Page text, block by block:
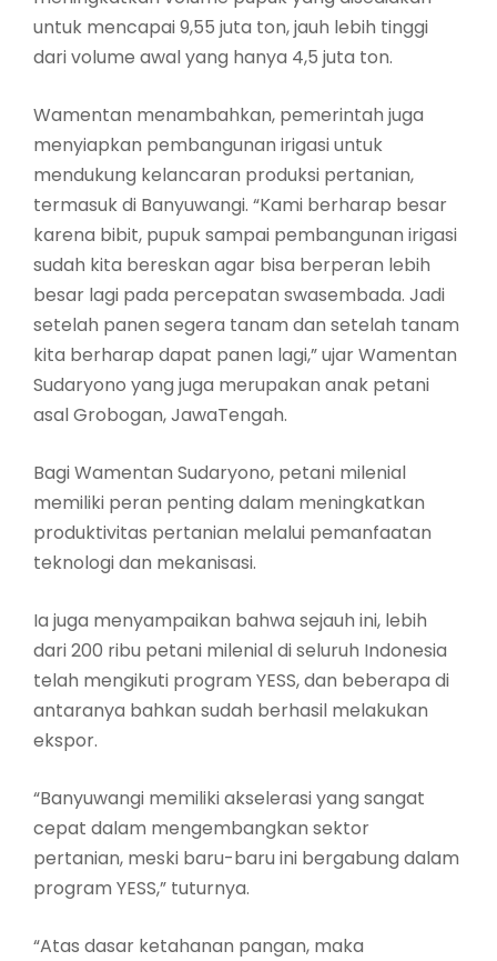
untuk mencapai 9,55 juta ton, jauh lebih tinggi
dari volume awal yang hanya 4,5 juta ton.
Wamentan menambahkan, pemerintah juga
menyiapkan pembangunan irigasi untuk
mendukung kelancaran produksi pertanian,
termasuk di Banyuwangi. “Kami berharap besar
karena bibit, pupuk sampai pembangunan irigasi
sudah kita bereskan agar bisa berperan lebih
besar lagi pada percepatan swasembada. Jadi
setelah panen segera tanam dan setelah tanam
kita berharap dapat panen lagi,” ujar Wamentan
Sudaryono yang juga merupakan anak petani
asal Grobogan, JawaTengah.
Bagi Wamentan Sudaryono, petani milenial
memiliki peran penting dalam meningkatkan
produktivitas pertanian melalui pemanfaatan
teknologi dan mekanisasi.
Ia juga menyampaikan bahwa sejauh ini, lebih
dari 200 ribu petani milenial di seluruh Indonesia
telah mengikuti program YESS, dan beberapa di
antaranya bahkan sudah berhasil melakukan
ekspor.
“Banyuwangi memiliki akselerasi yang sangat
cepat dalam mengembangkan sektor
pertanian, meski baru-baru ini bergabung dalam
program YESS,” tuturnya.
“Atas dasar ketahanan pangan, maka